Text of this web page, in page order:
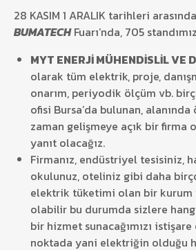
28 KASIM 1 ARALIK tarihleri
BUMATECHFuarı’nda, 705
MYT ENERJİ MÜHENDİSLİL VE
olarak tüm elektrik, proje,
onarım, periyodik ölçüm vb.
ofisi Bursa’da bulunan,
zaman gelişmeye açık bir firma
yanıt olacağız.
Firmanız, endüstriyel tesisiniz,
okulunuz, oteliniz gibi daha
elektrik tüketimi olan bir kurum
olabilir bu durumda sizlere
bir hizmet sunacağımızı
noktada yani elektriğin olduğu